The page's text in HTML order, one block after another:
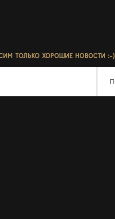
ТОЛЬКО ХОРОШИЕ НОВОСТИ :-)